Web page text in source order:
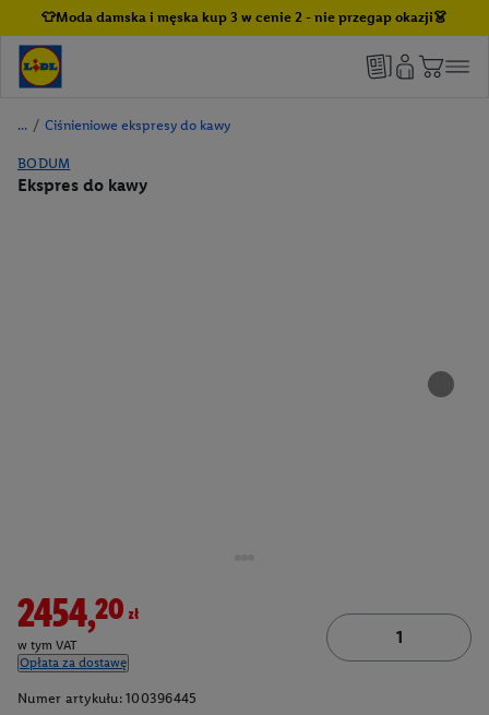
👕Moda damska i męska kup 3 w cenie 2 - nie przegap okazji👗
/ Ciśnieniowe ekspresy do kawy
BODUM
Ekspres do kawy
2454,20zł
w tym VAT
Opłata za dostawę
Numer artykułu: 100396445